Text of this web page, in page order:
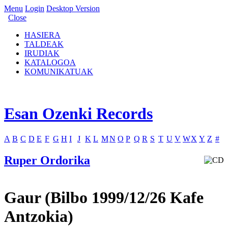
Menu Login Desktop Version
Close
HASIERA
TALDEAK
IRUDIAK
KATALOGOA
KOMUNIKATUAK
Esan Ozenki Records
A B C D E F G H I J K L MN O P Q R S T U V WX Y Z #
Ruper Ordorika
Gaur (Bilbo 1999/12/26 Kafe
Antzokia)